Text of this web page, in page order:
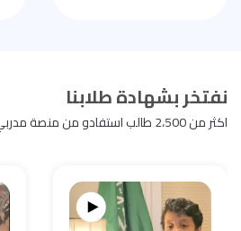
نفتخر بشهادة طلابنا
اكثر من 2،500 طالب استفادو من منصة مدربي